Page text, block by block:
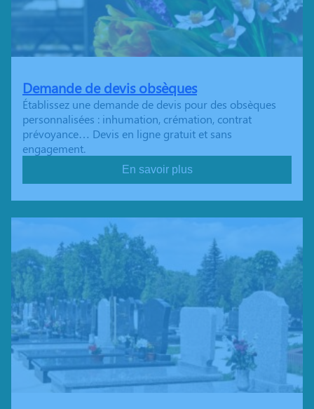
Demande de devis obsèques
Établissez une demande de devis pour des obsèques
personnalisées : inhumation, crémation, contrat
prévoyance… Devis en ligne gratuit et sans
engagement.
En savoir plus